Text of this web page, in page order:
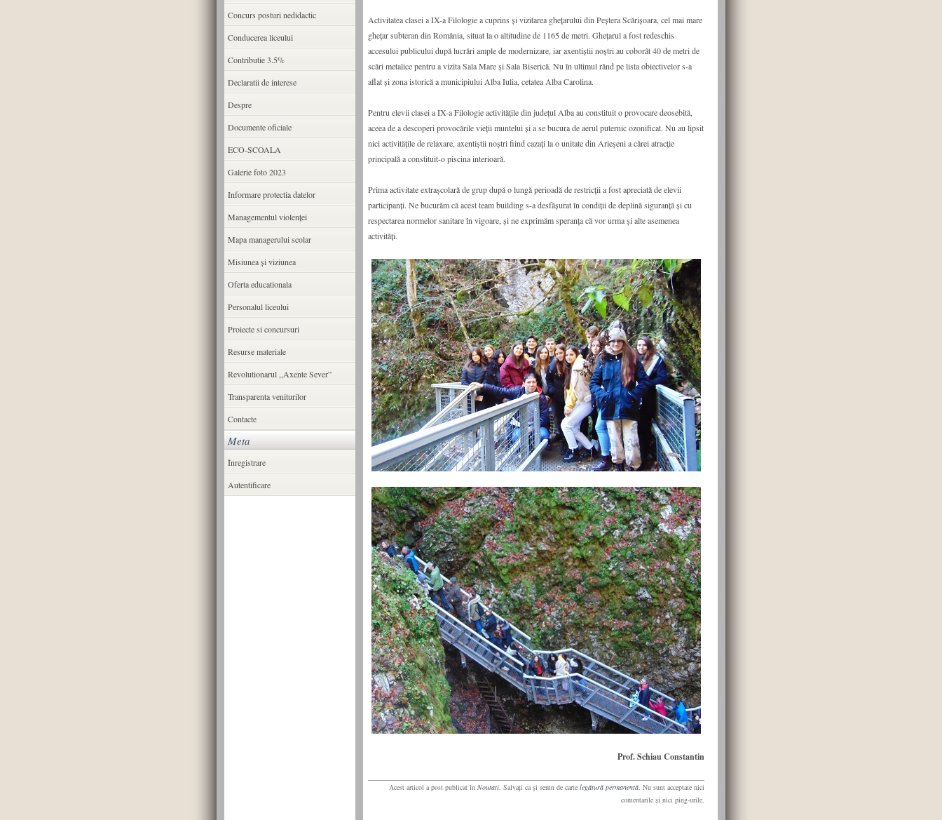
Activitatea clasei a IX-a Filologie a cuprins și vizitarea ghețarului din Peștera Scărișoara, cel mai mare
ghețar subteran din România, situat la o altitudine de 1165 de metri. Ghețarul a fost redeschis
accesului publicului după lucrări ample de modernizare, iar axentiștii noștri au coborât 40 de metri de
scări metalice pentru a vizita Sala Mare și Sala Biserică. Nu în ultimul rând pe lista obiectivelor s-a
aflat și zona istorică a municipiului Alba Iulia, cetatea Alba Carolina.
Pentru elevii clasei a IX-a Filologie activitățile din județul Alba au constituit o provocare deosebită,
aceea de a descoperi provocările vieții muntelui și a se bucura de aerul puternic ozonificat. Nu au lipsit
nici activitățile de relaxare, axentiștii noștri fiind cazați la o unitate din Arieșeni a cărei atracție
principală a constituit-o piscina interioară.
Prima activitate extrașcolară de grup după o lungă perioadă de restricții a fost apreciată de elevii
participanți. Ne bucurăm că acest team building s-a desfășurat în condiții de deplină siguranță și cu
respectarea normelor sanitare în vigoare, și ne exprimăm speranța că vor urma și alte asemenea
activități.
Prof. Schiau Constantin
Acest articol a post publicat în Noutati. Salvaţi ca şi semn de carte legătură permanentă. Nu sunt acceptate nici
comentarile şi nici ping-urile.
Concurs posturi nedidactic
Conducerea liceului
Contributie 3.5%
Declaratii de interese
Despre
Documente oficiale
ECO-SCOALA
Galerie foto 2023
Informare protectia datelor
Managementul violenței
Mapa managerului scolar
Misiunea şi viziunea
Oferta educationala
Personalul liceului
Proiecte si concursuri
Resurse materiale
Revolutionarul ,,Axente Sever”
Transparenta veniturilor
Contacte
Meta
Înregistrare
Autentificare